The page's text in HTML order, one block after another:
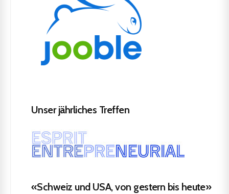
Unser jährliches Treffen
«Schweiz und USA, von gestern bis heute»